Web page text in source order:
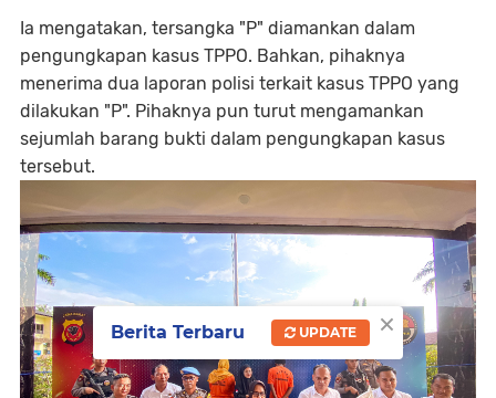
Ia mengatakan, tersangka "P" diamankan dalam
pengungkapan kasus TPPO. Bahkan, pihaknya
menerima dua laporan polisi terkait kasus TPPO yang
dilakukan "P". Pihaknya pun turut mengamankan
sejumlah barang bukti dalam pengungkapan kasus
tersebut.
×
Berita Terbaru UPDATE